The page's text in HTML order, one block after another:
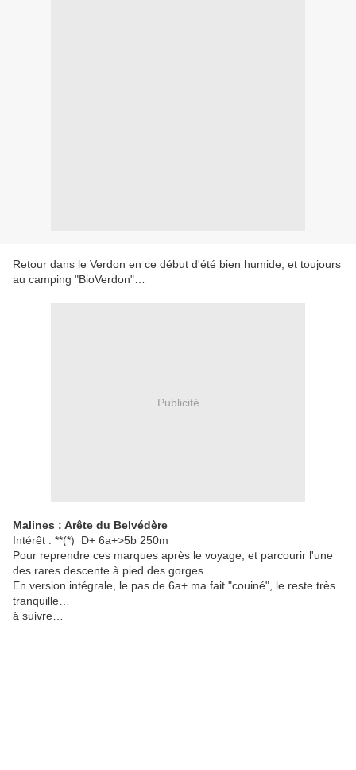
Retour dans le Verdon en ce début d'été bien humide, et toujours
au camping "BioVerdon"…
Publicité
Malines : Arête du Belvédère
Intérêt : **(*) D+ 6a+>5b 250m
Pour reprendre ces marques après le voyage, et parcourir l'une
des rares descente à pied des gorges.
En version intégrale, le pas de 6a+ ma fait "couiné", le reste très
tranquille…
à suivre…